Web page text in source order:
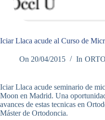
Iciar Llaca acude al Curso de
On 20/04/2015 In
Iciar Llaca acude seminario de
Moon en Madrid. Una
avances de estas tecnicas en
Máster de Ortodoncia.